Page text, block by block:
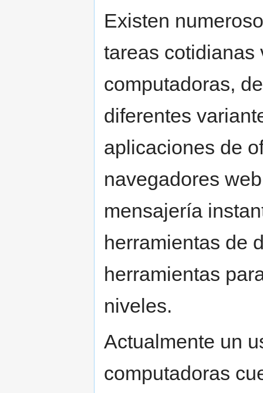
Existen
tareas cotidianas
computadoras,
diferentes
aplicaciones de
navegadores
mensajería
herramientas de
herramientas
niveles.
Actualmente un
computadoras